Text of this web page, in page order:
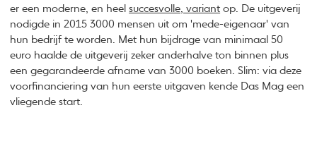
er een moderne, en heelsuccesvolle, variant op. De uitgeverij
nodigde in 2015 3000 mensen uit om 'mede-eigenaar' van
hun bedrijf te worden. Met hun bijdrage van minimaal 50
euro haalde de uitgeverij zeker anderhalve ton binnen plus
een gegarandeerde afname van 3000 boeken. Slim: via deze
voorfinanciering van hun eerste uitgaven kende Das Mag een
vliegende start.